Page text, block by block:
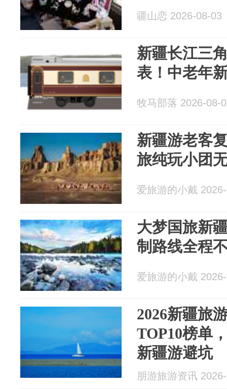
疆山恋 2026-08-03
新疆长江三
表！中老年
牧马部落 2026-08-
新疆游老客
旅纯玩小团
爱旅游的小戴
大梦国旅新
制路线全程
爱旅游的小戴
2026新疆旅
TOP10榜单
新疆游避坑
朋游旅游资讯